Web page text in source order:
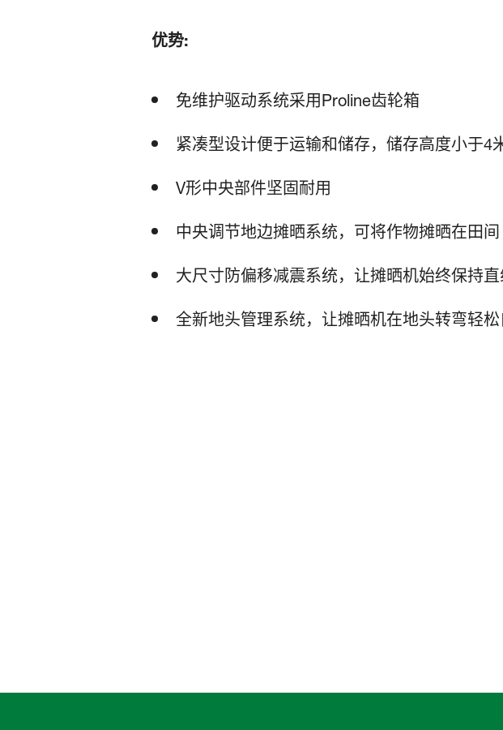
优势:
免维护驱动系统采用Proline齿轮箱
紧凑型设计便于运输和储存，储存高度小于4
V形中央部件坚固耐用
中央调节地边摊晒系统，可将作物摊晒在田间
大尺寸防偏移减震系统，让摊晒机始终保持
全新地头管理系统，让摊晒机在地头转弯轻松